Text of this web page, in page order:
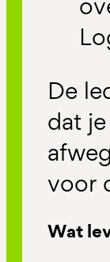
De
dat
voor
Wat